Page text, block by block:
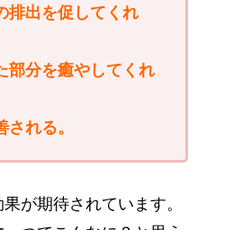
排出を促してくれ
部分を癒やしてくれ
される。
が期待されています。